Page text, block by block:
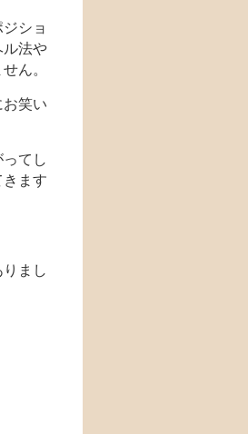
ショ
ル法や
ん。
笑い
てし
ます
まし